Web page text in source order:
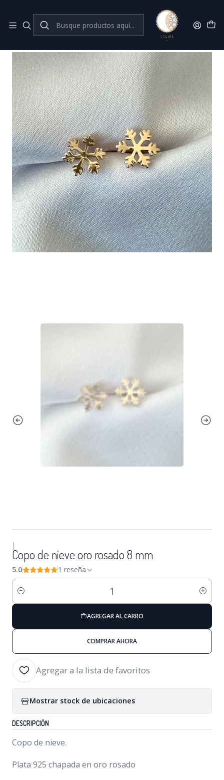
Inicio 2da perforación Copo de nieve oro rosado 8 mm
|
Copo de nieve oro rosado 8 mm
5.0 1 reseña
Cantidad
AGREGAR AL CARRO
COMPRAR AHORA
Agregar a la lista de favoritos
Mostrar stock de ubicaciones
DESCRIPCIÓN
Copo de nieve.
Plata 925 chapada en oro rosado